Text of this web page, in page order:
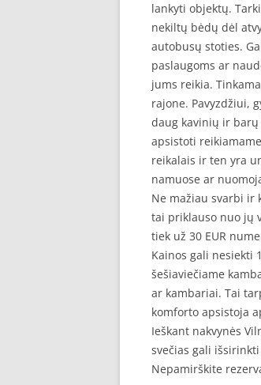
lankyti objektų.
nekiltų bėdų dėl
autobusų stoties.
paslaugoms ar
jums reikia.
rajone. Pavyzdžiui,
daug kavinių ir
apsistoti
reikalais ir ten yra
namuose ar
Ne mažiau svarbi ir
tai priklauso nuo jų
tiek už 30 EUR
Kainos gali nesiekti
šešiaviečiame
ar kambariai. Tai
komforto apsistoja
Ieškant nakvynės
svečias gali
Nepamirškite